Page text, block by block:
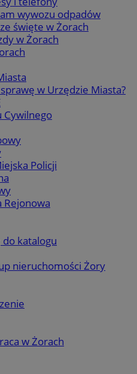
wywozu odpadów
święte w Żorach
w Żorach
sprawę w Urzędzie Miasta?
Cywilnego
Policji
Rejonowa
katalogu
nieruchomości Żory
w Żorach